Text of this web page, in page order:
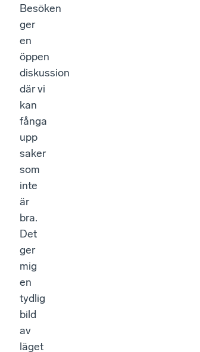
Besöken
ger
en
öppen
diskussion
där vi
kan
fånga
upp
saker
som
inte
är
bra.
Det
ger
mig
en
tydlig
bild
av
läget